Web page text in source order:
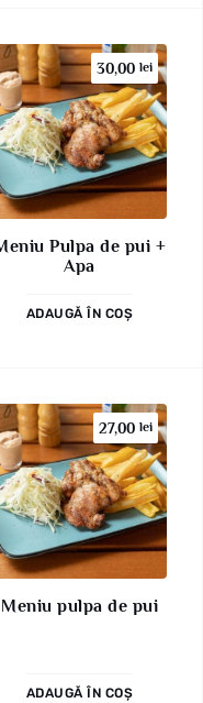
30,00lei
Pulpa de pui +
Apa
ADAUGĂ ÎN COȘ
27,00lei
Meniu pulpa de pui
ADAUGĂ ÎN COȘ